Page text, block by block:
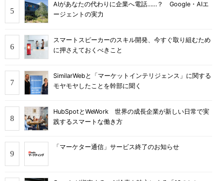
AIがあなたの代わりに企業へ電話……？ Google・AIエ
ージェントの実力
スマートスピーカーのスキル開発、今すぐ取り組むため
に押さえておくべきこと
SimilarWebと「マーケットインテリジェンス」に関する
モヤモヤしたことを幹部に聞く
HubSpotとWeWork 世界の成長企業が新しい日常で実
践するスマートな働き方
「マーケター通信」サービス終了のお知らせ